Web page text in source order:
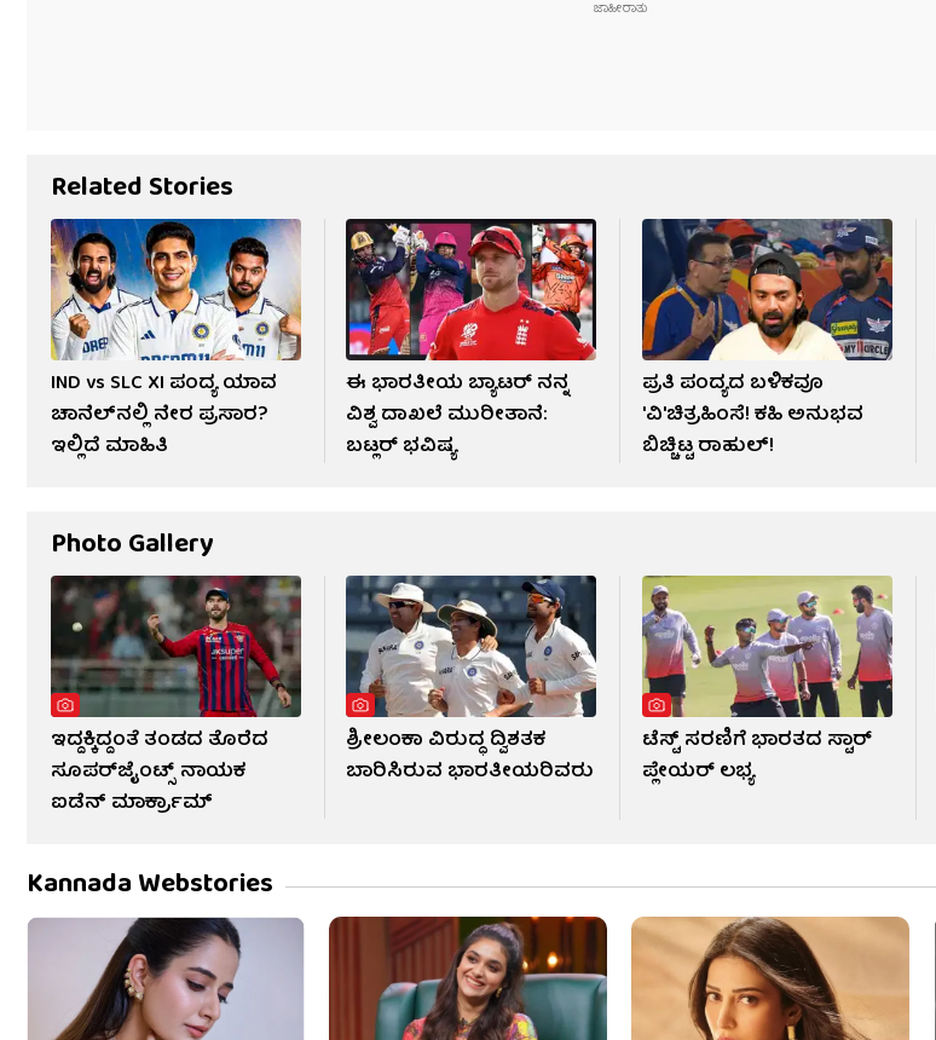
Related Stories
IND vs SLC XI ಪಂದ್ಯ ಯಾವ
ಚಾನೆಲ್​ನಲ್ಲಿ ನೇರ ಪ್ರಸಾರ?
ಇಲ್ಲಿದೆ ಮಾಹಿತಿ
ಈ ಭಾರತೀಯ ಬ್ಯಾಟರ್ ನನ್ನ
ವಿಶ್ವ ದಾಖಲೆ ಮುರೀತಾನೆ:
ಬಟ್ಲರ್ ಭವಿಷ್ಯ
ಪ್ರತಿ ಪಂದ್ಯದ ಬಳಿಕವೂ
'ವಿ'ಚಿತ್ರಹಿಂಸೆ! ಕಹಿ ಅನುಭವ
ಬಿಚ್ಚಿಟ್ಟ ರಾಹುಲ್!
Photo Gallery
ಇದ್ದಕ್ಕಿದ್ದಂತೆ ತಂಡದ ತೊರೆದ
ಸೂಪರ್‌ಜೈಂಟ್ಸ್ ನಾಯಕ
ಐಡೆನ್ ಮಾರ್ಕ್ರಾಮ್
ಶ್ರೀಲಂಕಾ ವಿರುದ್ಧ ದ್ವಿಶತಕ
ಬಾರಿಸಿರುವ ಭಾರತೀಯರಿವರು
ಟೆಸ್ಟ್ ಸರಣಿಗೆ ಭಾರತದ ಸ್ಟಾರ್
ಪ್ಲೇಯರ್ ಲಭ್ಯ
Kannada Webstories